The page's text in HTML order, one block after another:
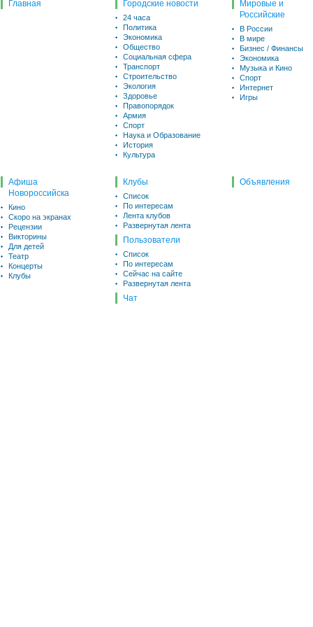
Главная Городские новости
24 часа
Политика
Экономика
Общество
Социальная сфера
Транспорт
Строительство
Экология
Здоровье
Правопорядок
Армия
Спорт
Наука и Образование
История
Культура
Мировые и
Российские
В России
В мире
Бизнес / Финансы
Экономика
Музыка и Кино
Спорт
Интернет
Игры
Афиша
Новороссийска
Кино
Скоро на экранах
Рецензии
Викторины
Для детей
Театр
Концерты
Клубы
Клубы
Список
По интересам
Лента клубов
Развернутая лента
Пользователи
Список
По интересам
Сейчас на сайте
Развернутая лента
Чат
Объявления